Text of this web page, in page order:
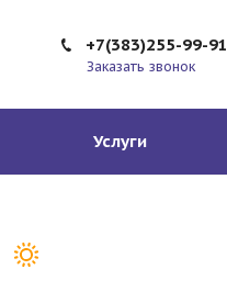
+7(383)255-99-91
Заказать звонок
Услуги